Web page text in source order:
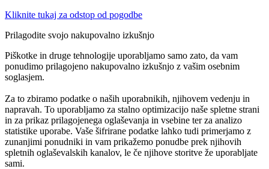
Kliknite tukaj za odstop od pogodbe
Prilagodite svojo nakupovalno izkušnjo
Piškotke in druge tehnologije uporabljamo samo zato, da vam
ponudimo prilagojeno nakupovalno izkušnjo z vašim osebnim
soglasjem.
Za to zbiramo podatke o naših uporabnikih, njihovem vedenju in
napravah. To uporabljamo za stalno optimizacijo naše spletne strani
in za prikaz prilagojenega oglaševanja in vsebine ter za analizo
statistike uporabe. Vaše šifrirane podatke lahko tudi primerjamo z
zunanjimi ponudniki in vam prikažemo ponudbe prek njihovih
spletnih oglaševalskih kanalov, le če njihove storitve že uporabljate
sami.